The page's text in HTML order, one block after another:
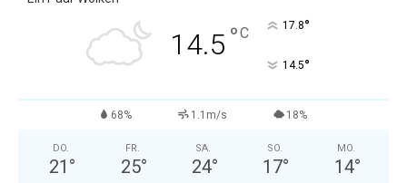
14.5 °C 17.8°
14.5°
68% 1.1m/s 18%
DO.
21 °
FR.
25°
SA.
24°
SO.
17°
MO.
14°